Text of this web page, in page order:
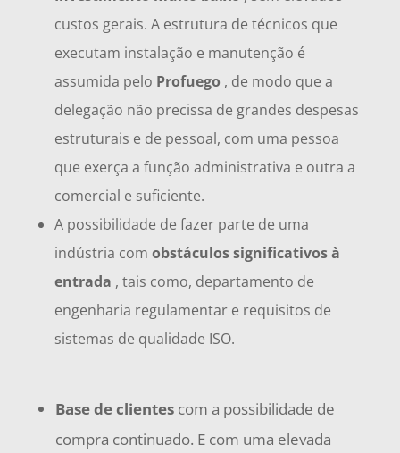
custos gerais. A estrutura de técnicos que
executam instalação e manutenção é
assumida pelo Profuego , de modo que a
delegação não precissa de grandes despesas
estruturais e de pessoal, com uma pessoa
que exerça a função administrativa e outra a
comercial e suficiente.
A possibilidade de fazer parte de uma
indústria com obstáculos significativos à
entrada , tais como, departamento de
engenharia regulamentar e requisitos de
sistemas de qualidade ISO.
Base de clientescom a possibilidade de
compra continuado. E com uma elevada